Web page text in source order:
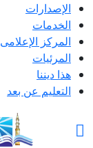
الإصدارات
الخدمات
المركز الإعلامى
المرئيات
هذا ديننا
التعليم عن بعد